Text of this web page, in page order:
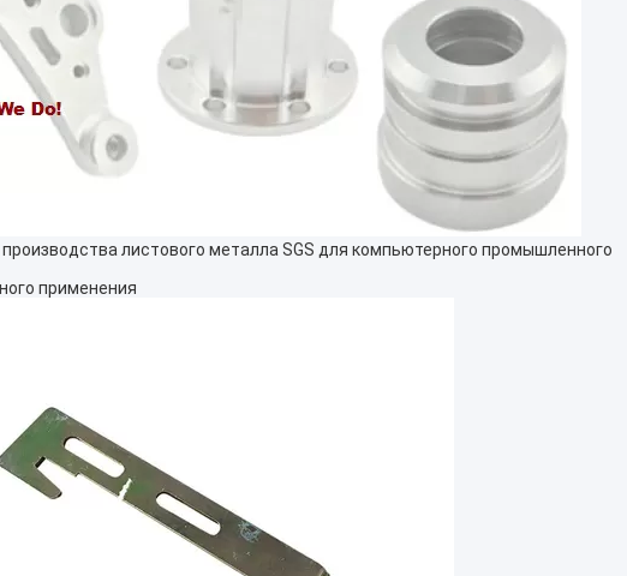
листового металла SGS для компьютерного промышленного
применения